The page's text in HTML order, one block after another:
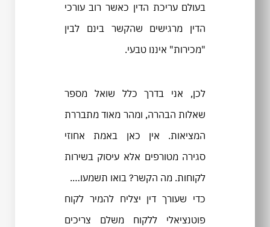
בעולם עריכת הדין כאשר רוב עורכי
הדין מרגישים שהקשר בינם לבין
"מכירות" איננו טבעי.
לכן, אני בדרך כלל שואל מספר
שאלות הבהרה, ומהר מאוד מתבררת
המציאות. אין כאן באמת אחוזי
סגירה מטורפים אלא עיסוק בשירות
לקוחות. מה הקשר? בואו תשמעו….
כדי שעורך דין יצליח להמיר לקוח
פוטנציאלי ללקוח משלם צריכים